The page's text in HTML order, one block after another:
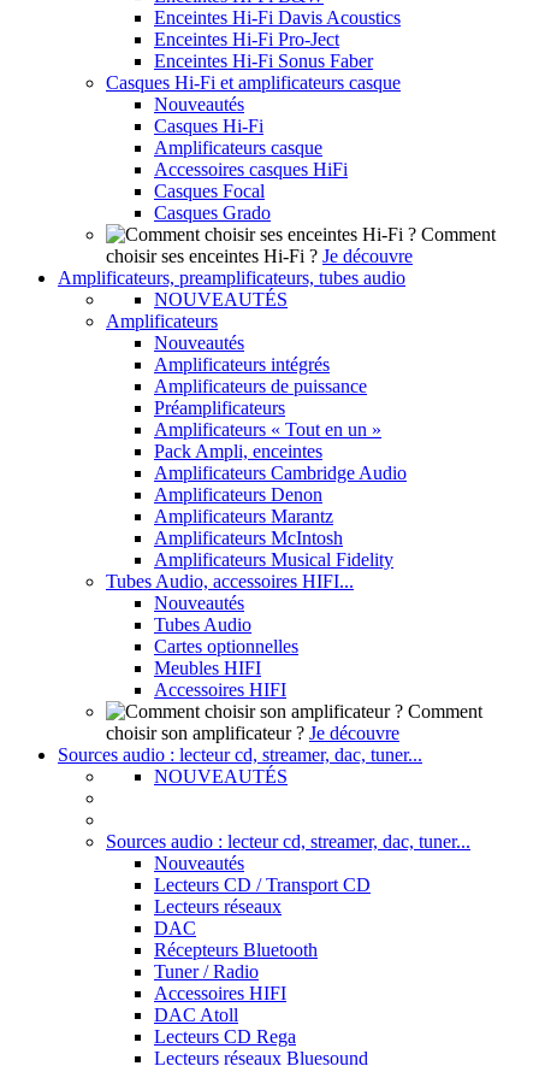
Enceintes Hi-Fi Davis Acoustics
Enceintes Hi-Fi Pro-Ject
Enceintes Hi-Fi Sonus Faber
Casques Hi-Fi et amplificateurs casque
Nouveautés
Casques Hi-Fi
Amplificateurs casque
Accessoires casques HiFi
Casques Focal
Casques Grado
Comment
choisir ses enceintes Hi-Fi ? Je découvre
Amplificateurs, preamplificateurs, tubes audio
NOUVEAUTÉS
Amplificateurs
Nouveautés
Amplificateurs intégrés
Amplificateurs de puissance
Préamplificateurs
Amplificateurs « Tout en un »
Pack Ampli, enceintes
Amplificateurs Cambridge Audio
Amplificateurs Denon
Amplificateurs Marantz
Amplificateurs McIntosh
Amplificateurs Musical Fidelity
Tubes Audio, accessoires HIFI...
Nouveautés
Tubes Audio
Cartes optionnelles
Meubles HIFI
Accessoires HIFI
Comment
choisir son amplificateur ? Je découvre
Sources audio : lecteur cd, streamer, dac, tuner...
NOUVEAUTÉS
Sources audio : lecteur cd, streamer, dac, tuner...
Nouveautés
Lecteurs CD / Transport CD
Lecteurs réseaux
DAC
Récepteurs Bluetooth
Tuner / Radio
Accessoires HIFI
DAC Atoll
Lecteurs CD Rega
Lecteurs réseaux Bluesound